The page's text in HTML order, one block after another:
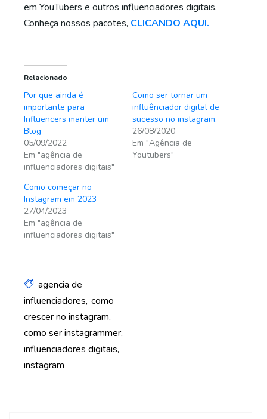
em YouTubers e outros influenciadores digitais.
Conheça nossos pacotes, CLICANDO AQUI.
Relacionado
Por que ainda é
importante para
Influencers manter um
Blog
05/09/2022
Em "agência de
influenciadores digitais"
Como ser tornar um
influênciador digital de
sucesso no instagram.
26/08/2020
Em "Agência de
Youtubers"
Como começar no
Instagram em 2023
27/04/2023
Em "agência de
influenciadores digitais"
agencia de
influenciadores como
crescer no instagram
como ser instagrammer
influenciadores digitais
instagram